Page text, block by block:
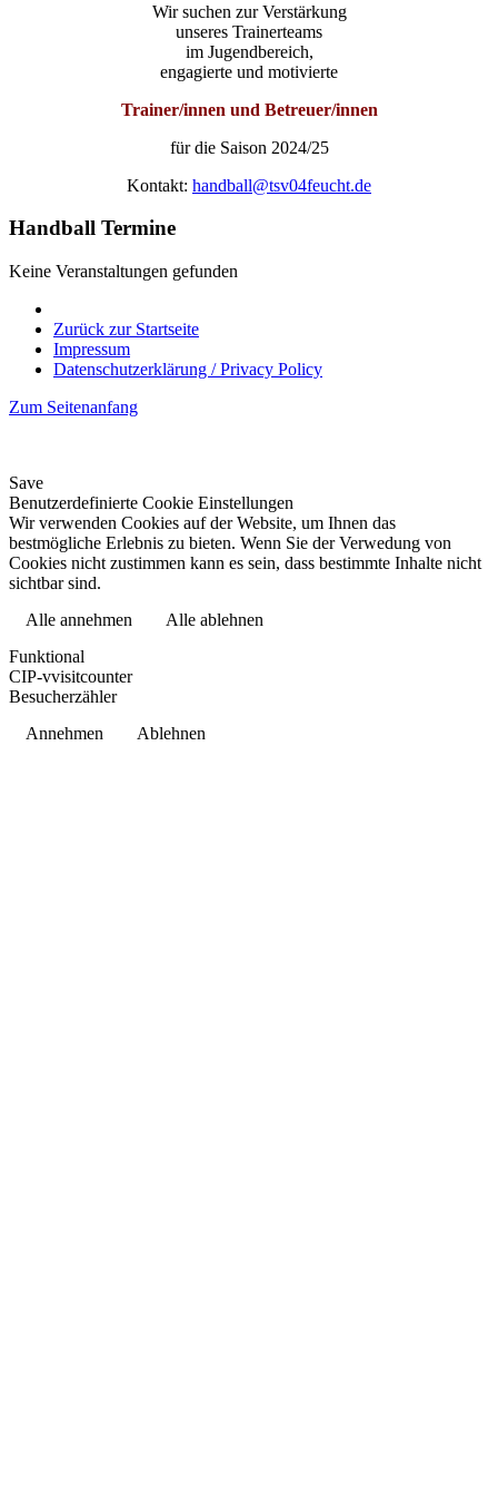
Wir suchen zur Verstärkung
unseres Trainerteams
im Jugendbereich,
engagierte und motivierte
Trainer/innen und Betreuer/innen
für die Saison 2024/25
Kontakt: handball@tsv04feucht.de
Handball Termine
Keine Veranstaltungen gefunden
Zurück zur Startseite
Impressum
Datenschutzerklärung / Privacy Policy
Zum Seitenanfang
Save
Benutzerdefinierte Cookie Einstellungen
Wir verwenden Cookies auf der Website, um Ihnen das
bestmögliche Erlebnis zu bieten. Wenn Sie der Verwedung von
Cookies nicht zustimmen kann es sein, dass bestimmte Inhalte nicht
sichtbar sind.
Alle annehmen
Alle ablehnen
Funktional
CIP-vvisitcounter
Besucherzähler
Annehmen
Ablehnen